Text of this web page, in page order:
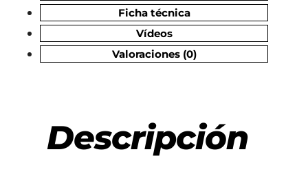
Ficha técnica
Vídeos
Valoraciones (0)
Descripción